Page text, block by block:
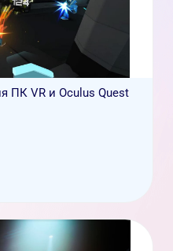
ПК VR и Oculus Quest